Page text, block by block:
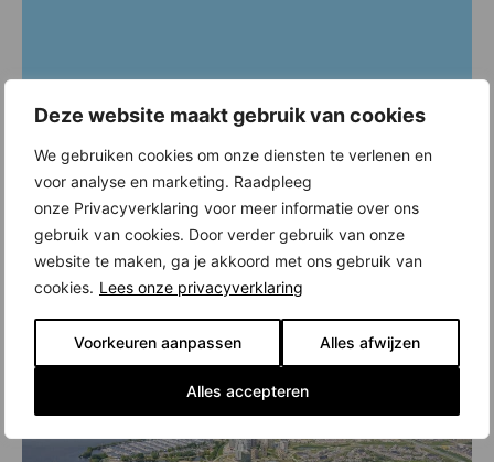
Deze website maakt gebruik van cookies
We gebruiken cookies om onze diensten te verlenen en
voor analyse en marketing. Raadpleeg
onze Privacyverklaring voor meer informatie over ons
gebruik van cookies. Door verder gebruik van onze
website te maken, ga je akkoord met ons gebruik van
cookies. Lees onze privacyverklaring
Voorkeuren aanpassen Alles afwijzen
Alles accepteren